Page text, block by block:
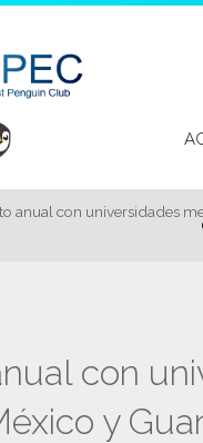
anual con universidades
con
y